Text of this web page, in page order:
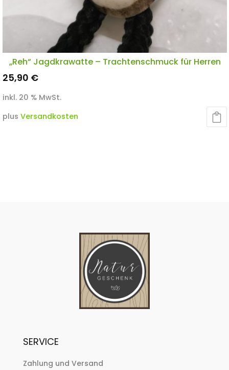
„Reh“ Jagdkrawatte – Trachtenschmuck für Herren
25,90 €
inkl. 20 % MwSt.
plus Versandkosten
SERVICE
Zahlung und Versand